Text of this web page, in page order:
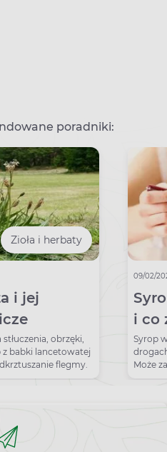
poradniki:
Zioła i herbaty
i jej
obrzęki,
z babki lancetowatej
flegmy.
09/02/
i co
pić
Syrop
Może